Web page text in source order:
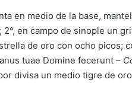
en medio de la base,
2°, en campo de sinople un
de oro con ocho picos;
tuae Domine fecerunt –
divisa un medio tigre de